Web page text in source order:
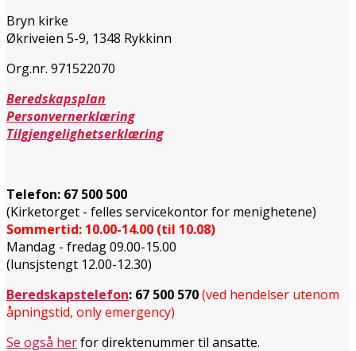
Bryn kirke
Økriveien 5-9, 1348 Rykkinn
Org.nr. 971522070
Beredskapsplan
Personvernerklæring
Tilgjengelighetserklæring
Telefon: 67 500 500
(Kirketorget - felles servicekontor for menighetene)
Sommertid: 10.00-14.00 (til 10.08)
Mandag - fredag 09.00-15.00
(lunsjstengt 12.00-12.30)
Beredskapstelefon: 67 500 570(ved hendelser utenom
åpningstid, only emergency)
Se også herfor direktenummer til ansatte.